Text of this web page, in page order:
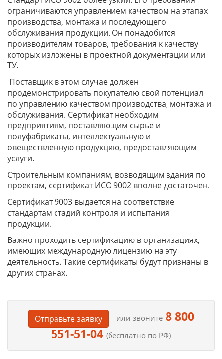
ограничиваются управлением качеством на этапах
производства, монтажа и последующего
обслуживания продукции. Он понадобится
производителям товаров, требования к качеству
которых изложены в проектной документации или
ТУ.
Поставщик в этом случае должен
продемонстрировать покупателю свой потенциал
по управлению качеством производства, монтажа и
обслуживания. Сертификат необходим
предприятиям, поставляющим сырье и
полуфабрикаты, интеллектуальную и
овеществленную продукцию, предоставляющим
услуги.
Строительным компаниям, возводящим здания по
проектам, сертификат ИСО 9002 вполне достаточен.
Сертификат 9003 выдается на соответствие
стандартам стадий контроля и испытания
продукции.
Важно проходить сертификацию в организациях,
имеющих международную лицензию на эту
деятельность. Такие сертификаты будут признаны в
других странах.
Отправьте заявку или звоните8 800
551-51-04 (бесплатно по РФ)